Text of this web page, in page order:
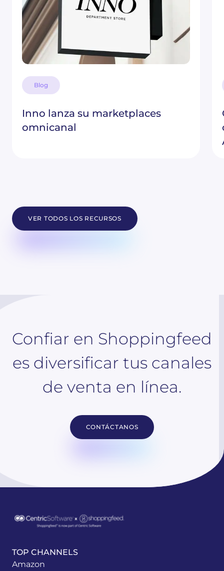
Blog
Inno lanza su marketplaces
omnicanal
VER TODOS LOS RECURSOS
Confiar en Shoppingfeed
es diversificar tus canales
de venta en línea.
CONTÁCTANOS
TOP CHANNELS
Amazon